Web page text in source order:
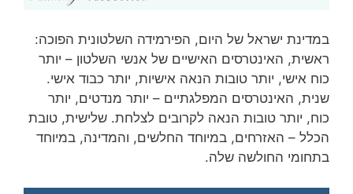
במדינת ישראל של היום, הפירמידה השלטונית הפוכה:
ראשית, האינטרסים האישיים של אנשי השלטון – יותר
כוח אישי, יותר טובות הנאה אישיות, יותר כבוד אישי.
שנית, האינטרסים המפלגתיים – יותר מנדטים, יותר
כוח, יותר טובות הנאה לקרובים לצלחת. שלישית, טובת
הכלל – האזרחים, במיוחד החלשים, והמדינה, במיוחד
בתחומי החולשה שלה.